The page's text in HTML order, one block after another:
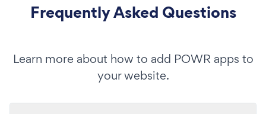
Frequently Asked Questions
Learn more about how to add POWR apps to
your website.